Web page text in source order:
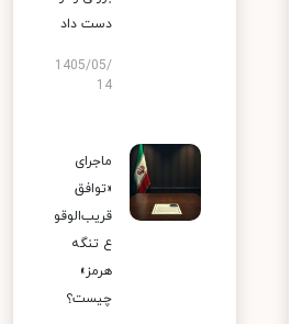
دست داد
1405/05/
14
ماجرای
«توافق
قریب‌الوقو
ع تنگه
هرمز»
چیست؟